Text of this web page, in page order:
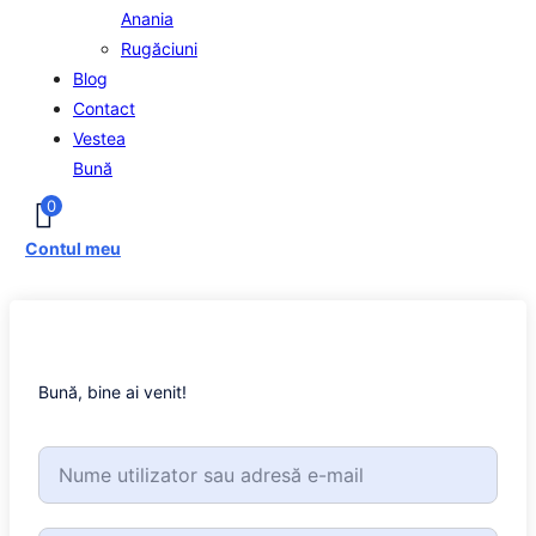
Anania
Rugăciuni
Blog
Contact
Vestea
Bună
0
Contul meu
Bună, bine ai venit!